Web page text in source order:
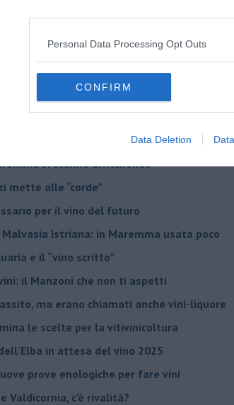
Personal Data Processing Opt Outs
CONFIRM
Data Deletion
e vini” di Nadio Stronchi
creatività
“primi”
e enologiche che miglioreranno la qualità
si stanno arricchendo
mette alle “corde”
per il vino del futuro
Istriana: in Maremma usata poco
e il “vino scritto”
il Manzoni che non ti aspetti
ma erano chiamati anche vini-liquore
le scelte per la vitivinicoltura
in attesa del vino 2025
prove enologiche per fare vini
Valdicornia, c'è rivalità?